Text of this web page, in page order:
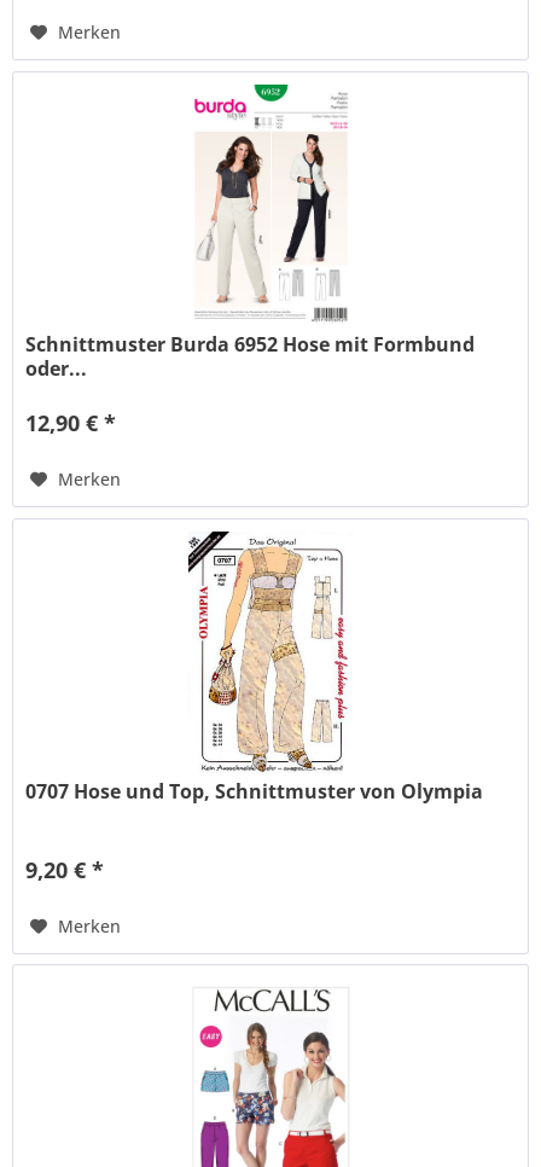
Merken
Schnittmuster Burda 6952 Hose mit Formbund
oder...
12,90 € *
Merken
0707 Hose und Top, Schnittmuster von Olympia
9,20 € *
Merken